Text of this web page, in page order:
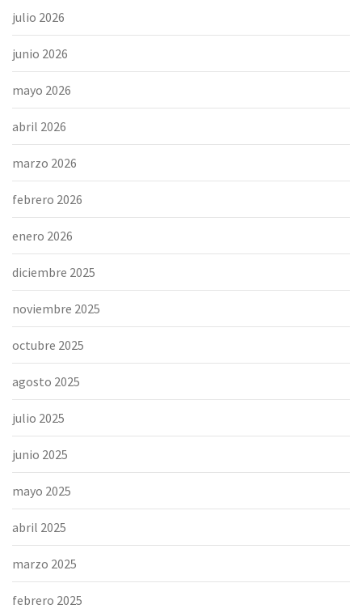
julio 2026
junio 2026
mayo 2026
abril 2026
marzo 2026
febrero 2026
enero 2026
diciembre 2025
noviembre 2025
octubre 2025
agosto 2025
julio 2025
junio 2025
mayo 2025
abril 2025
marzo 2025
febrero 2025